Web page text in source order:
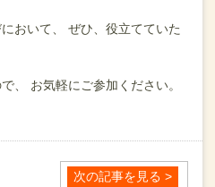
おいて、
ぜひ、役立てていた
、 お気軽にご参加ください。
次の記事を見る >